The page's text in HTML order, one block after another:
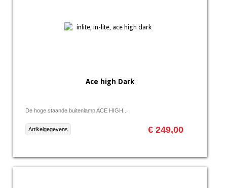
Ace high Dark
De hoge staande buitenlamp ACE HIGH...
€ 249,00
Artikelgegevens